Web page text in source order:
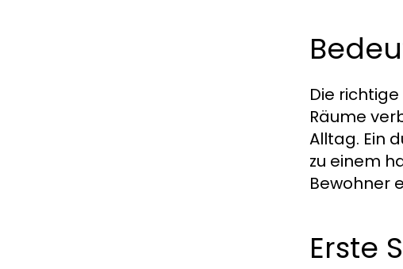
Die
Räume
Alltag. Ein
zu einem
Bewohner
Erste